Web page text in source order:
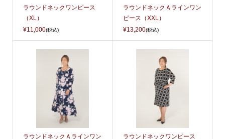
ラウンドネックワンピース
（XL）
¥11,000(税込)
ラウンドネックＡラインワン
ピース（XXL）
¥13,200(税込)
ラウンドネックＡラインワン
ラウンドネックワンピース